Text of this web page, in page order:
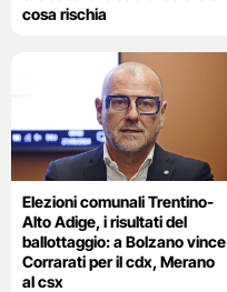
cosa rischia
Elezioni comunali Trentino-
Alto Adige, i risultati del
ballottaggio: a Bolzano vince
Corrarati per il cdx, Merano
al csx